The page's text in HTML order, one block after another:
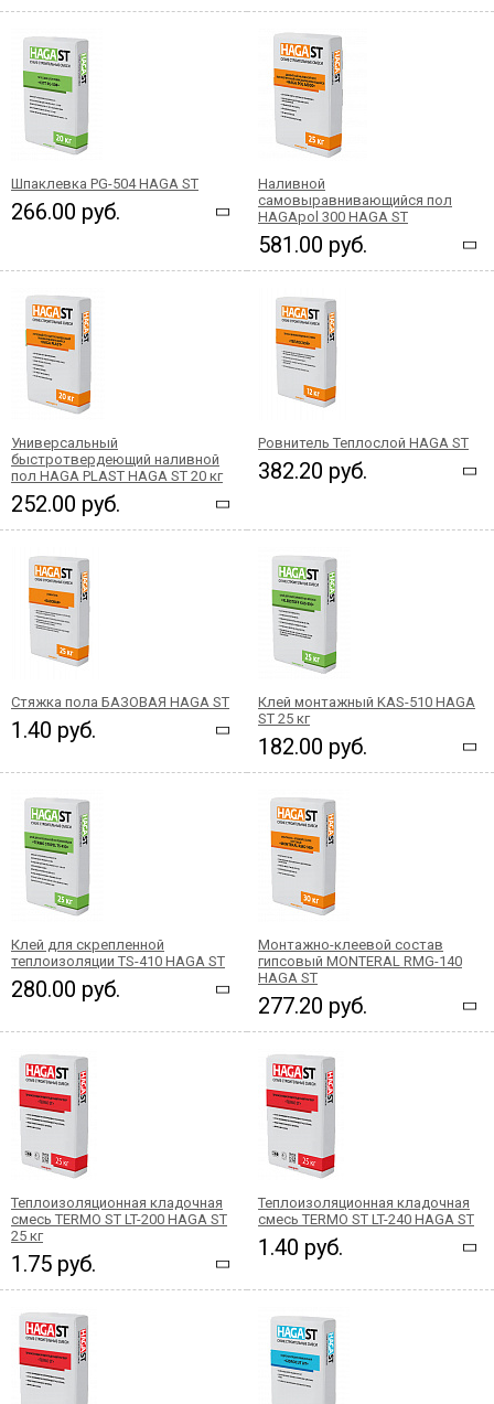
Шпаклевка PG-504 HAGA ST
266.00 руб.
Наливной
самовыравнивающийся пол
HAGApol 300 HAGA ST
581.00 руб.
Универсальный
быстротвердеющий наливной
пол HAGA PLAST HAGA ST 20 кг
252.00 руб.
Ровнитель Теплослой HAGA ST
382.20 руб.
Стяжка пола БАЗОВАЯ HAGA ST
1.40 руб.
Клей монтажный KAS-510 HAGA
ST 25 кг
182.00 руб.
Клей для скрепленной
теплоизоляции TS-410 HAGA ST
280.00 руб.
Монтажно-клеевой состав
гипсовый MONTERAL RMG-140
HAGA ST
277.20 руб.
Теплоизоляционная кладочная
смесь TERMO ST LT-200 HAGA ST
25 кг
1.75 руб.
Теплоизоляционная кладочная
смесь TERMO ST LT-240 HAGA ST
1.40 руб.